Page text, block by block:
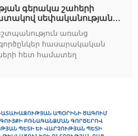
գերակա շահերի
սեփականության
օրենքում
լրացումներ կատարելու
և հարակից
վերաբերյալ
առանց
հասարակական
հետ համատեղ